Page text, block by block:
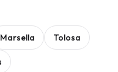
Marsella Tolosa